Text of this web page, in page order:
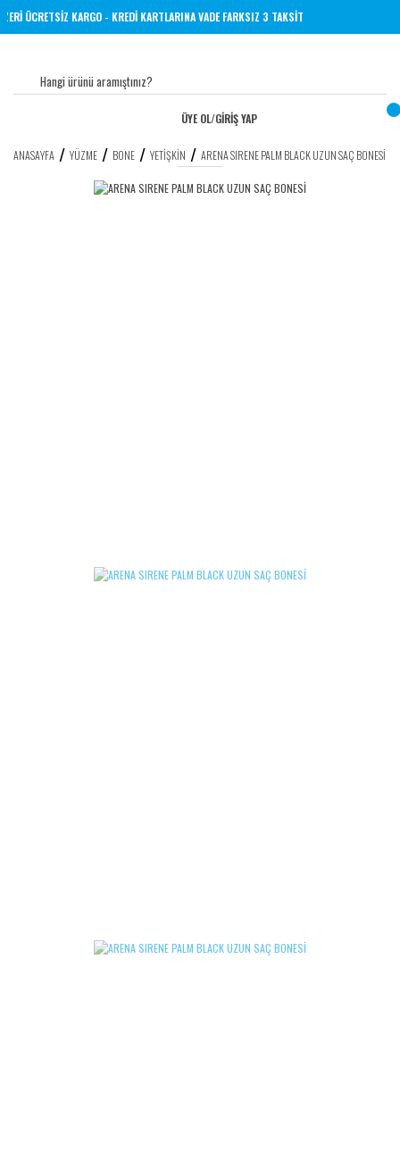
ÜZERİ ÜCRETSİZ KARGO - KREDİ KARTLARINA VADE FARKSIZ 3 TAKSİT
ÜYE OL/GİRİŞ YAP
ANASAYFA YÜZME BONE YETIŞKIN ARENA SIRENE PALM BLACK UZUN SAÇ BONESİ